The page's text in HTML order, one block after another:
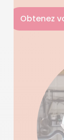
Obtenez